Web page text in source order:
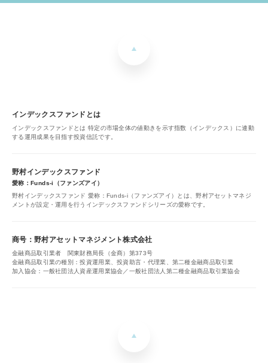
インデックスファンドとは
インデックスファンドとは 特定の市場全体の値動きを示す指数（インデックス）に連動
する運用成果を目指す投資信託です。
野村インデックスファンド
愛称：Funds-i（ファンズアイ）
野村インデックスファンド 愛称：Funds-i（ファンズアイ）とは、野村アセットマネジ
メントが設定・運用を行うインデックスファンドシリーズの愛称です。
商号：野村アセットマネジメント株式会社
金融商品取引業者 関東財務局長（金商）第373号
金融商品取引業の種別：投資運用業、投資助言・代理業、第二種金融商品取引業
加入協会：一般社団法人資産運用業協会／一般社団法人第二種金融商品取引業協会